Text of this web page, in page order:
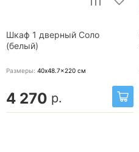
Шкаф 1 дверный Соло
(белый)
Размеры: 40x48.7x220 см
4 270 р.